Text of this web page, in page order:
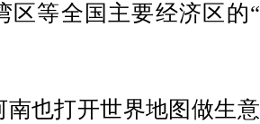
区等全国主要经济区的
也打开世界地图做生